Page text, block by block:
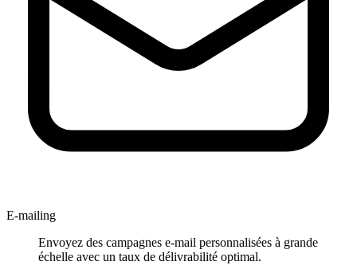
E-mailing
Envoyez des campagnes e-mail personnalisées à grande
échelle avec un taux de délivrabilité optimal.